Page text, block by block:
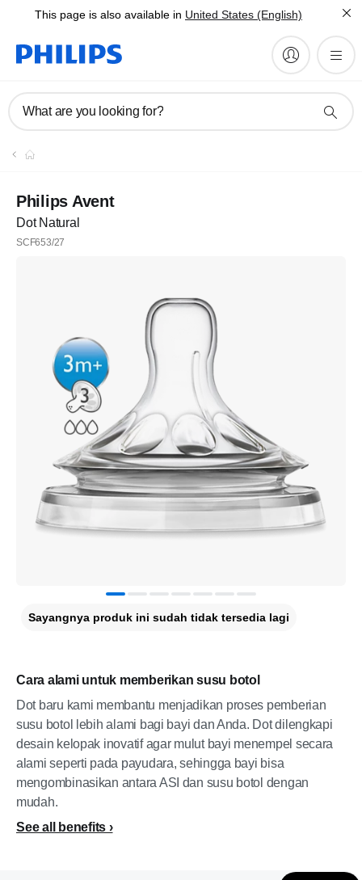
This page is also available in United States (English)
What are you looking for?
Daftar
Philips Avent
Dot Natural
SCF653/27
Cara alami untuk memberikan susu botol
Dot baru kami membantu menjadikan proses pemberian
susu botol lebih alami bagi bayi dan Anda. Dot dilengkapi
desain kelopak inovatif agar mulut bayi menempel secara
alami seperti pada payudara, sehingga bayi bisa
mengombinasikan antara ASI dan susu botol dengan
mudah.
See all benefits
Sayangnya produk ini sudah tidak tersedia lagi